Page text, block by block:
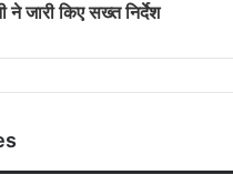
ने जारी किए सख्त निर्देश